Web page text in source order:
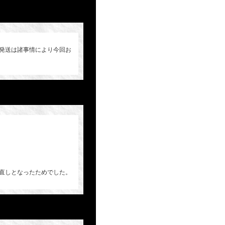
送は諸事情により今回お
となったためでした。